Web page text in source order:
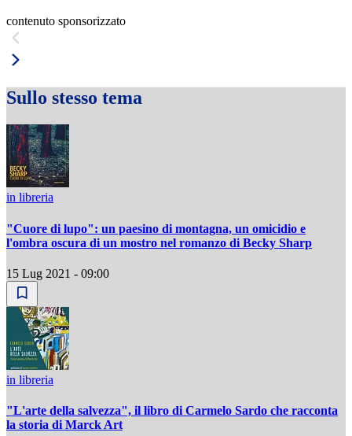
contenuto sponsorizzato
Sullo stesso tema
in libreria
"Cuore di lupo": un paesino di montagna, un omicidio e
l'ombra oscura di un mostro nel romanzo di Becky Sharp
15 Lug 2021 - 09:00
in libreria
"L'arte della salvezza", il libro di Carmelo Sardo che racconta
la storia di Marck Art